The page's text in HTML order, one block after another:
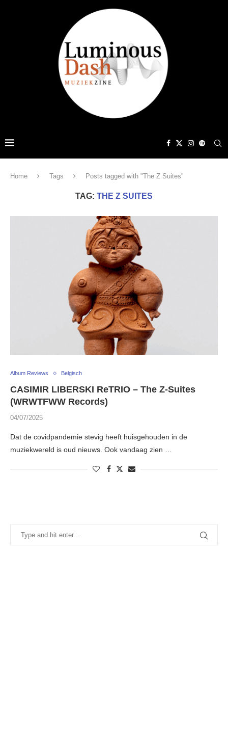
Home Tags Posts tagged with "The Z Suites"
TAG: THE Z SUITES
Album Reviews Belgisch
CASIMIR LIBERSKI ReTRIO – The Z-Suites
(WRWTFWW Records)
04/07/2025
Dat de covidpandemie stevig heeft huisgehouden in de
muziekwereld is oud nieuws. Ook vandaag zien …